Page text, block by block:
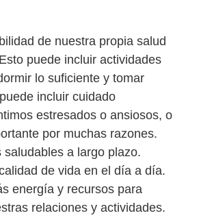
de nuestra propia salud
puede incluir actividades
lo suficiente y tomar
incluir cuidado
estresados o ansiosos, o
por muchas razones.
a largo plazo.
de vida en el día a día.
energía y recursos para
relaciones y actividades.